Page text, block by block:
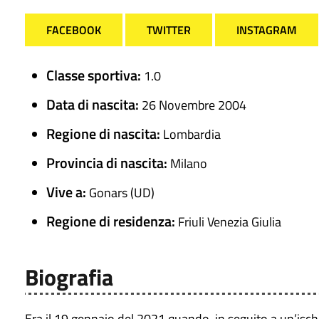
FACEBOOK TWITTER INSTAGRAM
Classe sportiva: 1.0
Data di nascita: 26 Novembre 2004
Regione di nascita: Lombardia
Provincia di nascita: Milano
Vive a: Gonars (UD)
Regione di residenza: Friuli Venezia Giulia
Biografia